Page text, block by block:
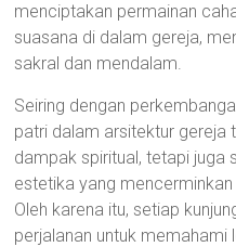
menciptakan permainan
suasana di dalam gereja,
sakral dan mendalam.
Seiring dengan
patri dalam arsitektur gereja
dampak spiritual, tetapi juga
estetika yang
Oleh karena itu, setiap
perjalanan untuk memahami